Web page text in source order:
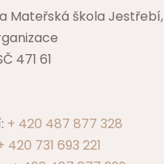
Mateřská škola Jestřebí,
471 61
+ 420 487 877 328
420 731 693 221